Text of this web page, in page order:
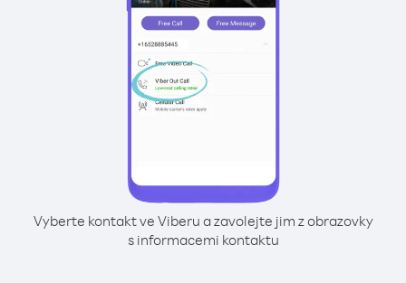
Vyberte kontakt ve Viberu a zavolejte jim z obrazovky
s informacemi kontaktu